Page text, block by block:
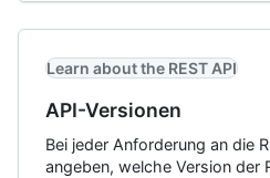
Learn about the REST API
API-Versionen
Bei jeder Anforderung an die
angeben, welche Version der